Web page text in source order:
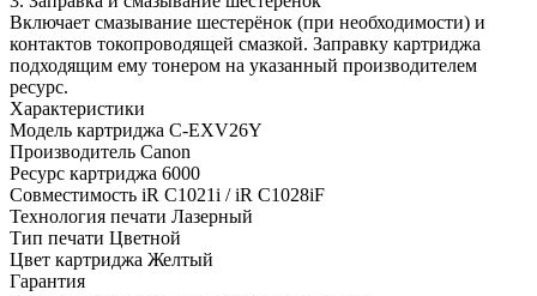
Включает смазывание шестерёнок (при необходимости) и
контактов токопроводящей смазкой. Заправку картриджа
подходящим ему тонером на указанный производителем
ресурс.
Характеристики
Модель картриджа C-EXV26Y
Производитель Canon
Ресурс картриджа 6000
Совместимость iR C1021i / iR C1028iF
Технология печати Лазерный
Тип печати Цветной
Цвет картриджа Желтый
Гарантия